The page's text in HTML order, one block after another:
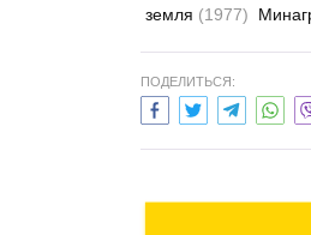
земля (1977)
ПОДЕЛИТЬСЯ: